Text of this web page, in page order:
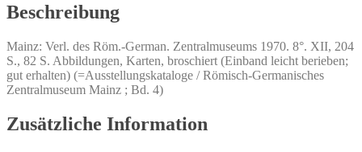
im
Röm.-
Zentralmuseum
Mainz
vom
1.
-
20.
Beschreibung
Mainz: Verl. des Röm.-German. Zentralmuseums 1970. 8°. XII, 204
S., 82 S. Abbildungen, Karten, broschiert (Einband leicht berieben;
gut erhalten) (=Ausstellungskataloge / Römisch-Germanisches
Zentralmuseum Mainz ; Bd. 4)
Zusätzliche Information